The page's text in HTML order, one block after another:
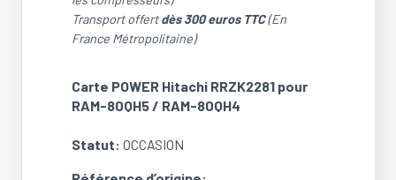
POWER
Hitachi
RAM-
80QH5
RAM-
Transport offertdès 300 euros TTC(En
France Métropolitaine)
Carte POWER Hitachi RRZK2281 pour
RAM-80QH5 / RAM-80QH4
Statut: OCCASION